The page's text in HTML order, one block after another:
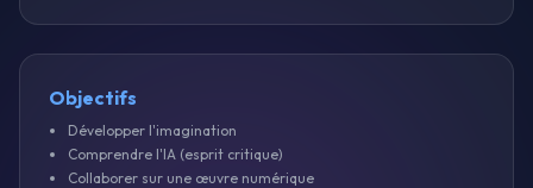
Objectifs
Développer l'imagination
Comprendre l'IA (esprit critique)
Collaborer sur une œuvre numérique